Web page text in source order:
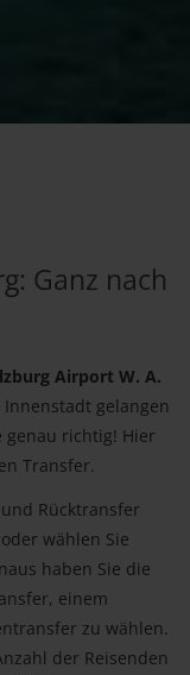
Ganz nach
Airport W. A.
gelangen
genau richtig! Hier
Transfer.
Rücktransfer
wählen Sie
haben Sie die
einem
zu wählen.
der Reisenden